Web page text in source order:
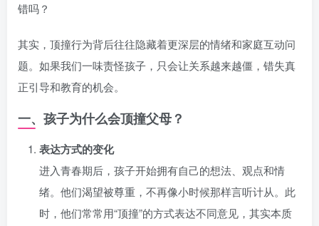
错吗？
其实，顶撞行为背后往往隐藏着更深层的情绪和家庭互动问
题。如果我们一味责怪孩子，只会让关系越来越僵，错失真
正引导和教育的机会。
一、孩子为什么会顶撞父母？
表达方式的变化
进入青春期后，孩子开始拥有自己的想法、观点和情
绪。他们渴望被尊重，不再像小时候那样言听计从。此
时，他们常常用“顶撞”的方式表达不同意见，其实本质